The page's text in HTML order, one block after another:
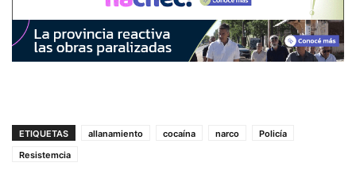
ETIQUETAS allanamiento cocaína narco
Policía
Resistemcia